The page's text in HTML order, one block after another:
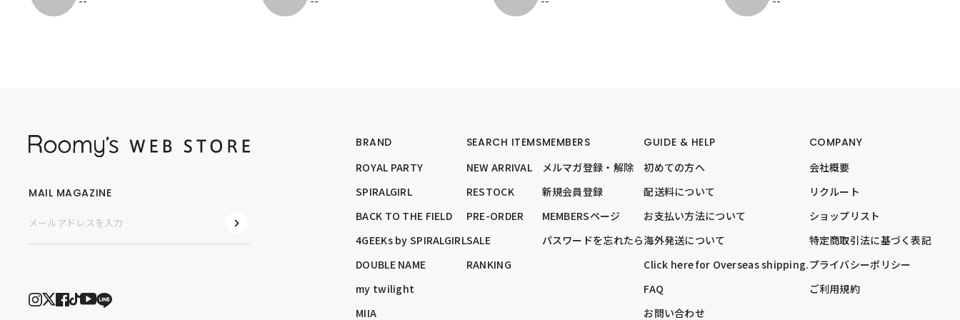
BRAND
ROYAL PARTY
SPIRALGIRL
BACK TO THE FIELD
4GEEKs by SPIRALGIRL
DOUBLE NAME
my twilight
MIIA
SEARCH ITEMS
NEW ARRIVAL
RESTOCK
PRE-ORDER
SALE
RANKING
MEMBERS
メルマガ登録・解除
新規会員登録
MEMBERSページ
パスワードを忘れたら
GUIDE & HELP
初めての方へ
配送料について
お支払い方法について
海外発送について
Click here for Overseas shipping.
FAQ
お問い合わせ
COMPANY
会社概要
リクルート
ショップリスト
特定商取引法に基づく表記
プライバシーポリシー
ご利用規約
MAIL MAGAZINE